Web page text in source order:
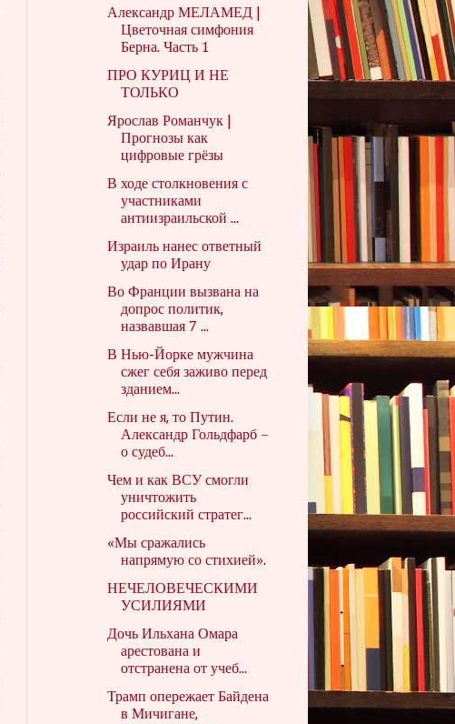
Александр МЕЛАМЕД |
Цветочная симфония
Берна. Часть 1
ПРО КУРИЦ И НЕ
ТОЛЬКО
Ярослав Романчук |
Прогнозы как
цифровые грёзы
В ходе столкновения с
участниками
антиизраильской ...
Израиль нанес ответный
удар по Ирану
Во Франции вызвана на
допрос политик,
назвавшая 7 ...
В Нью-Йорке мужчина
сжег себя заживо перед
зданием...
Если не я, то Путин.
Александр Гольдфарб –
о судеб...
Чем и как ВСУ смогли
уничтожить
российский стратег...
«Мы сражались
напрямую со стихией».
НЕЧЕЛОВЕЧЕСКИМИ
УСИЛИЯМИ
Дочь Ильхана Омара
арестована и
отстранена от учеб...
Трамп опережает Байдена
в Мичигане,